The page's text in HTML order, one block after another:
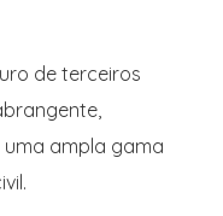
de terceiros
ampla gama